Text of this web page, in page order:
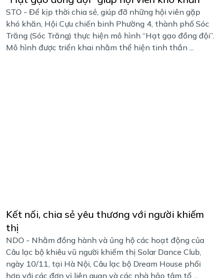
STO - Để kịp thời chia sẻ, giúp đỡ những hội viên gặp
khó khăn, Hội Cựu chiến binh Phường 4, thành phố Sóc
Trăng (Sóc Trăng) thực hiện mô hình “Hạt gạo đồng đội”.
Mô hình được triển khai nhằm thể hiện tinh thần ...
Kết nối, chia sẻ yêu thương với người khiếm
thị
NDO - Nhằm đồng hành và ủng hộ các hoạt động của
Câu lạc bộ khiêu vũ người khiếm thị Solar Dance Club,
ngày 10/11, tại Hà Nội, Câu lạc bộ Dream House phối
hợp với các đơn vị liên quan và các nhà hảo tâm tổ ...